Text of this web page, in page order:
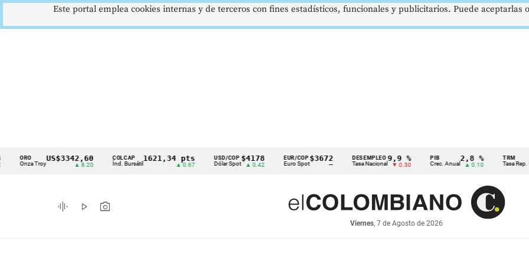
Cintillo
indicadores
económicos
Troy
US$3342,60 COLCAP
Índ. Bursátil
1621,34 pts USD/COP
Dólar Spot
$4178
▲ 0.42
EUR/COP
Euro Spot
$3672
—
DESEMPLEO
Tasa Nacional
9,9 %
▼ 0.30
PIB
Crec. Anual
2,8 %
▲ 0.10
TRM
Tasa Rep. Moneda
graphic_eq play_arrow photo_camera
Viernes, 7 de Agosto de 2026
Este portal emplea cookies internas y de terceros con fines estadísticos, funcionales y publicitarios. Puede aceptarlas